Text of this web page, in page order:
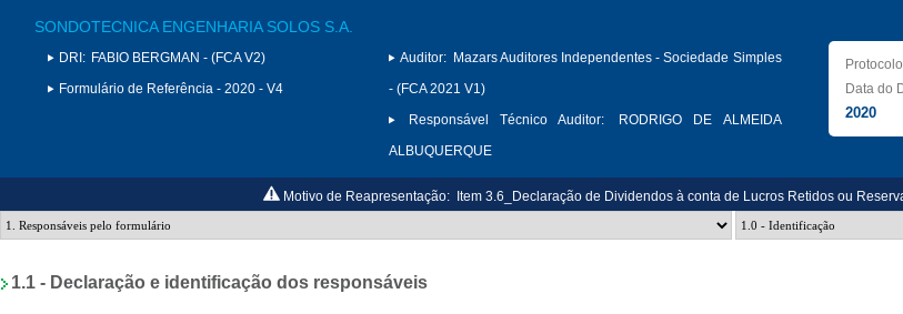
SONDOTECNICA ENGENHARIA SOLOS S.A.
DRI: FABIO BERGMAN - (FCA V2)
Formulário de Referência - 2020 - V4
Auditor: Mazars Auditores Independentes - Sociedade Simples
- (FCA 2021 V1)
Responsável Técnico Auditor:
RODRIGO DE ALMEIDA
ALBUQUERQUE
Data do
2020
Motivo de Reapresentação: Item 3.6_Declaração de Dividendos à conta de Lucros Retidos ou